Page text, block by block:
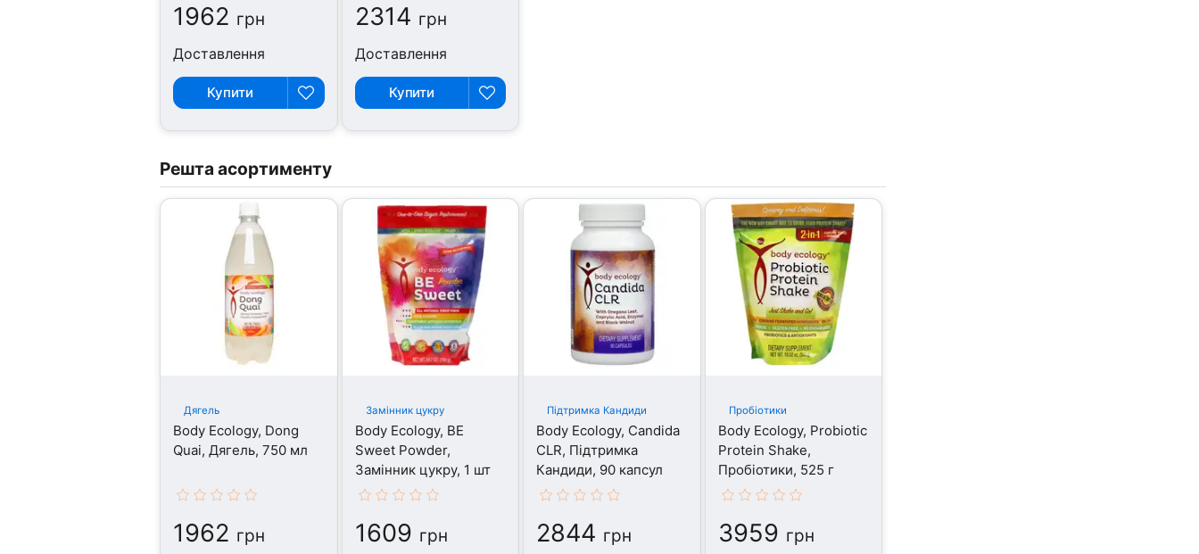
1962 грн
Доставлення
Купити
2314 грн
Доставлення
Купити
Решта асортименту
Дягель
Body Ecology, Dong
Quai, Дягель, 750 мл
1962 грн
Замінник цукру
Body Ecology, BE
Sweet Powder,
Замінник цукру, 1 шт
1609 грн
Підтримка Кандиди
Body Ecology, Candida
CLR, Підтримка
Кандиди, 90 капсул
2844 грн
Пробіотики
Body Ecology, Probiotic
Protein Shake,
Пробіотики, 525 г
3959 грн